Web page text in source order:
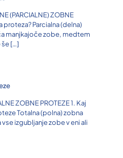
(PARCIALNE) ZOBNE
proteza? Parcialna (delna)
manjkajoče zobe, medtem
še[…]
ZOBNE PROTEZE 1. Kaj
Totalna (polna) zobna
izgubljanje zobe v eni ali